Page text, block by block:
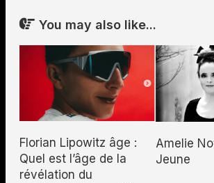
You may also like...
Florian Lipowitz âge :
Quel est l’âge de la
révélation du
Amelie
Jeune